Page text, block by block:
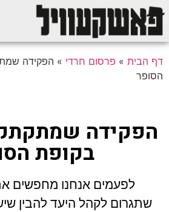
דף הבית » פרסום חרדי » הפקידה
הסופר
הפקידה
בקופת
לפעמים אנחנו מחפשים
שתגרום לקהל היעד להבין